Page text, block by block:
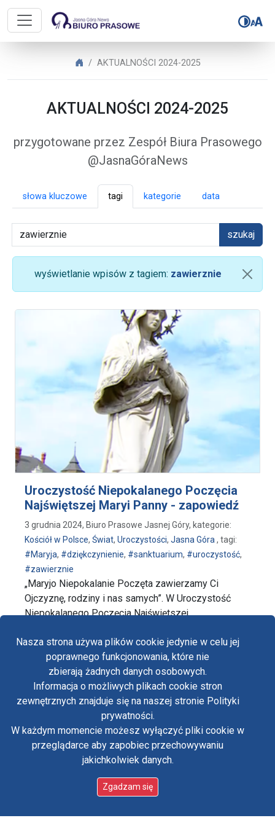
Nasza strona używa plików cookie jedynie w celu jej
poprawnego funkcjonowania, które nie
zbierają żadnych danych osobowych.
Informacja o możliwych plikach cookie stron
zewnętrznych znajduje się na naszej stronie Polityki
prywatności.
W każdym momencie możesz wyłączyć pliki cookie w
przeglądarce aby zapobiec przechowywaniu
jakichkolwiek danych.
Zgadzam się
Biuro Prasowe Jasnej Góry –
Biuro Prasowe Jasnej Góry
AKTUALNOŚCI 2024-2025
AKTUALNOŚCI 2024-2025
przygotowane przez Zespół Biura Prasowego
@JasnaGóraNews
słowa kluczowe tagi kategorie data
szukaj
wyświetlanie wpisów z tagiem: zawierznie
Uroczystość Niepokalanego Poczęcia
Najświętszej Maryi Panny - zapowiedź
3 grudnia 2024, Biuro Prasowe Jasnej Góry, kategorie:
Kościół w Polsce, Świat, Uroczystości, Jasna Góra, tagi:
#Maryja, #dziękczynienie, #sanktuarium, #uroczystość,
#zawierznie
„Maryjo Niepokalanie Poczęta zawierzamy Ci
Ojczyznę, rodziny i nas samych”. W Uroczystość
Niepokalanego Poczęcia Najświętszej …
czytaj dalej… wpis Uroczystość Niepokalanego Poczęcia
Polityka prywatności
Oświadczenie o dostępności
Standardy ochrony małoletnich w klasztorze OO.